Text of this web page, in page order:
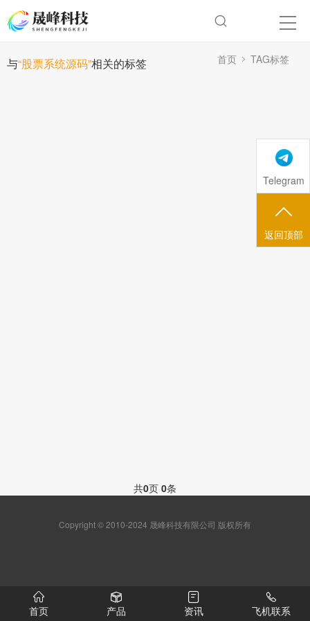
与“股票系统源码”相关的标签 首页 TAG标签
共0页 0条
Copyright © 2010-2024 晟峰科技有限公司 版权所有
首页 产品 资讯 飞机联系
Telegram
返回顶部